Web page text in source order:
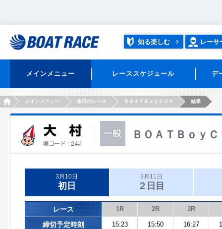
知る楽しむ レーサ
メインメニュー レーススケジュール デ
HOMEメインメニュー 本日のレース ＢＯＡＴＢｏｙＣＵＰ 結果
ＢＯＡＴＢｏｙ
3月10日
初日
3月11日
２日目
レース 1R 2R 3R
締切予定時刻 15:23 15:50 16:27